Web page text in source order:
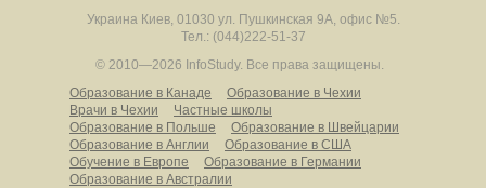
Украина Киев, 01030 ул. Пушкинская 9А, офис №5.
Тел.: (044)222-51-37
© 2010—2026 InfoStudy. Все права защищены.
Образование в Канаде
Образование в Чехии
Врачи в Чехии
Частные школы
Образование в Польше
Образование в Швейцарии
Образование в Англии
Образование в США
Обучение в Европе
Образование в Германии
Образование в Австралии